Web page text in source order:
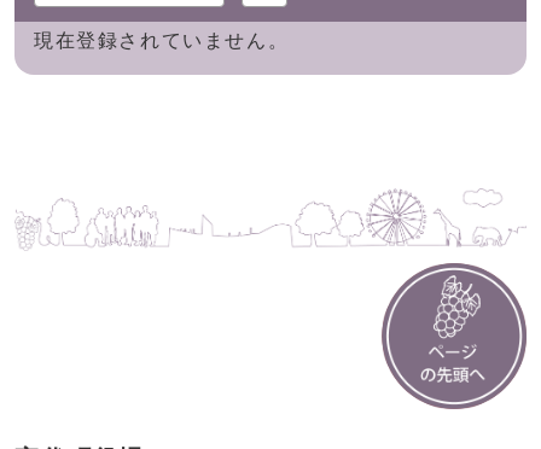
現在登録されていません。